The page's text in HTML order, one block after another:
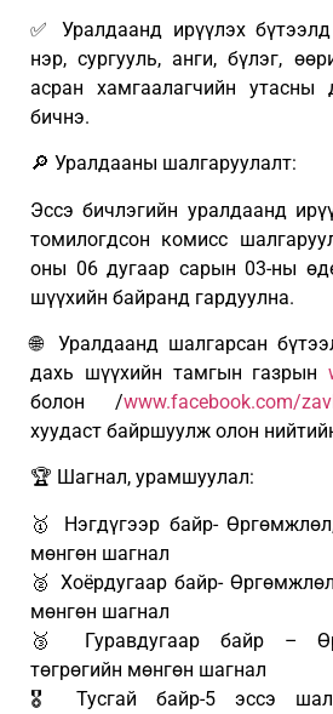
✅ Уралдаанд ирүүлэх
нэр, сургууль, анги, бүлэг,
асран хамгаалагчийн утасны
бичнэ.
🔎 Уралдааны шалгаруулалт:
Эссэ бичлэгийн уралдаанд
томилогдсон комисс
оны 06 дугаар сарын 03-ны
шүүхийн байранд гардуулна.
🌐 Уралдаанд шалгарсан
дахь шүүхийн тамгын газрын
болон /www.facebook.com/
хуудаст байршуулж олон
🏆 Шагнал, урамшуулал:
🥇 Нэгдүгээр байр-
мөнгөн шагнал
🥈 Хоёрдугаар байр-
мөнгөн шагнал
🥉 Гуравдугаар байр –
төгрөгийн мөнгөн шагнал
🎖️ Тусгай байр-5 эссэ